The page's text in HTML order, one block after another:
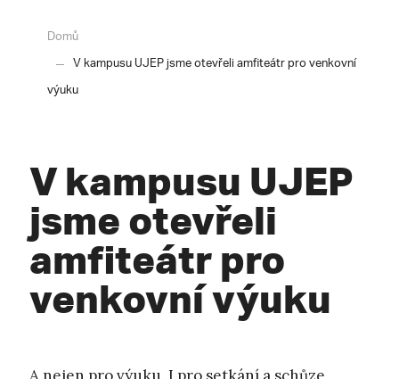
Domů
V kampusu UJEP jsme otevřeli amfiteátr pro venkovní
výuku
V kampusu UJEP
jsme otevřeli
amfiteátr pro
venkovní výuku